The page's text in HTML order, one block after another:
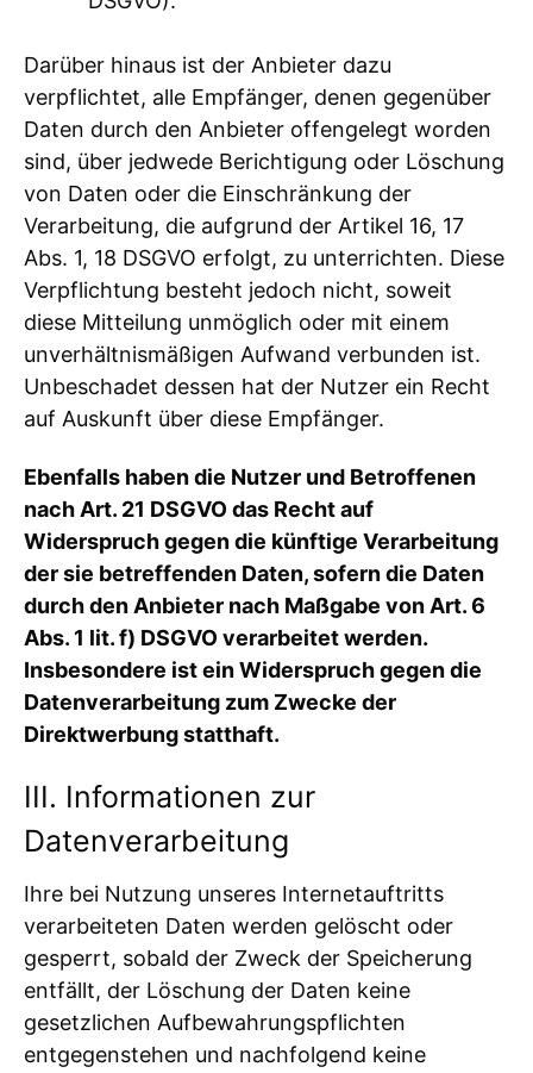
Darüber hinaus ist der Anbieter dazu
verpflichtet, alle Empfänger, denen gegenüber
Daten durch den Anbieter offengelegt worden
sind, über jedwede Berichtigung oder Löschung
von Daten oder die Einschränkung der
Verarbeitung, die aufgrund der Artikel 16, 17
Abs. 1, 18 DSGVO erfolgt, zu unterrichten. Diese
Verpflichtung besteht jedoch nicht, soweit
diese Mitteilung unmöglich oder mit einem
unverhältnismäßigen Aufwand verbunden ist.
Unbeschadet dessen hat der Nutzer ein Recht
auf Auskunft über diese Empfänger.
Ebenfalls haben die Nutzer und Betroffenen
nach Art. 21 DSGVO das Recht auf
Widerspruch gegen die künftige Verarbeitung
der sie betreffenden Daten, sofern die Daten
durch den Anbieter nach Maßgabe von Art. 6
Abs. 1 lit. f) DSGVO verarbeitet werden.
Insbesondere ist ein Widerspruch gegen die
Datenverarbeitung zum Zwecke der
Direktwerbung statthaft.
III. Informationen zur
Datenverarbeitung
Ihre bei Nutzung unseres Internetauftritts
verarbeiteten Daten werden gelöscht oder
gesperrt, sobald der Zweck der Speicherung
entfällt, der Löschung der Daten keine
gesetzlichen Aufbewahrungspflichten
entgegenstehen und nachfolgend keine